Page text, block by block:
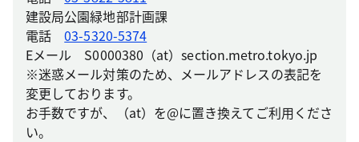
建設局公園緑地部計画課
電話03-5320-5374
Eメール S0000380（at）section.metro.tokyo.jp
※迷惑メール対策のため、メールアドレスの表記を
変更しております。
お手数ですが、（at）を@に置き換えてご利用くださ
い。